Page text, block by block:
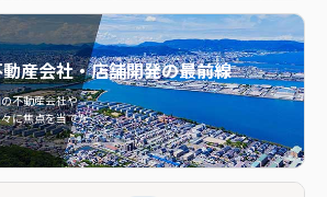
産会社・店舗開発の最前線
不動産会社や
に焦点を当てた
発の最前線">